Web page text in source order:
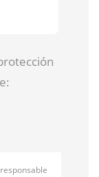
responsable